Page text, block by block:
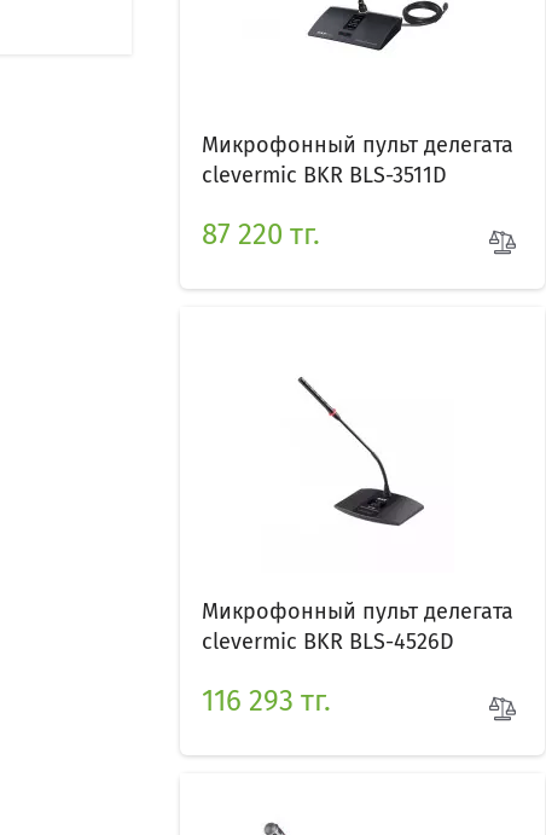
Микрофонный пульт делегата
clevermic BKR BLS-3511D
87 220 тг.
Микрофонный пульт делегата
clevermic BKR BLS-4526D
116 293 тг.